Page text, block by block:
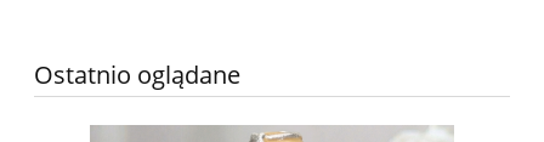
Ostatnio oglądane